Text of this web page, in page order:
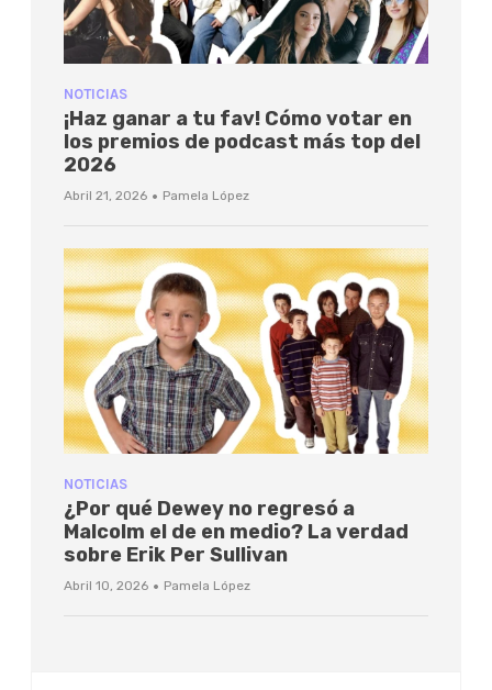
NOTICIAS
¡Haz ganar a tu fav! Cómo votar en
los premios de podcast más top del
2026
Abril 21, 2026 · Pamela López
NOTICIAS
¿Por qué Dewey no regresó a
Malcolm el de en medio? La verdad
sobre Erik Per Sullivan
Abril 10, 2026 · Pamela López